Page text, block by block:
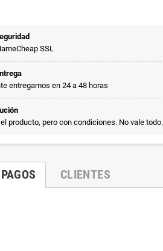
SSL
entregamos en 24 a 48 horas
producto, pero con condiciones. No vale todo.
CLIENTES